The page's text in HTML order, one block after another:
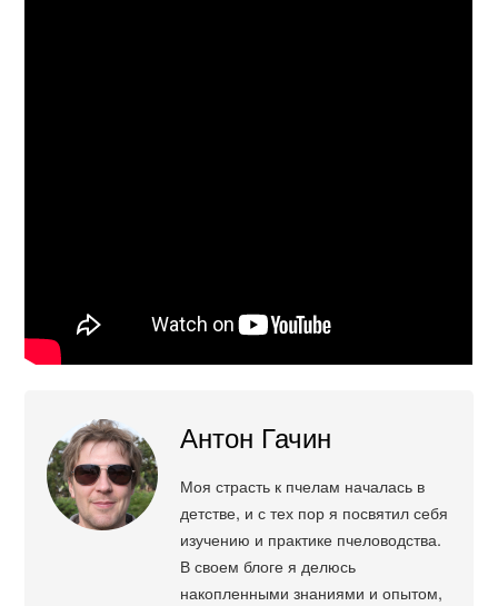
Антон Гачин
Моя страсть к пчелам началась в
детстве, и с тех пор я посвятил себя
изучению и практике пчеловодства.
В своем блоге я делюсь
накопленными знаниями и опытом,